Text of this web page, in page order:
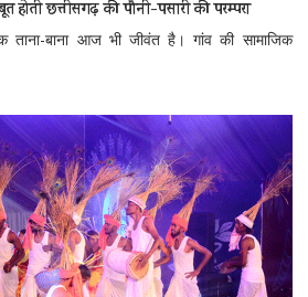
छत्तीसगढ़ की पौनी-पसारी की परम्परा
ताना-बाना आज भी जीवंत है। गांव की सामाजिक